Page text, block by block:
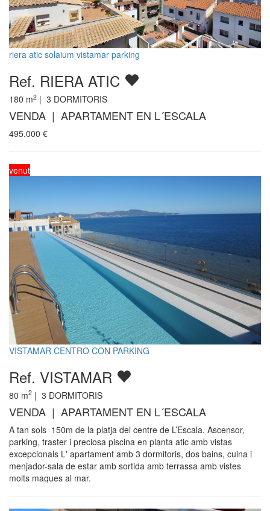
riera atic solaium vistamar parking
Ref. RIERA ATIC
180 m2 | 3 DORMITORIS
VENDA | APARTAMENT EN L´ESCALA
495.000 €
venut
VISTAMAR CENTRO CON PARKING
Ref. VISTAMAR
80 m2 | 3 DORMITORIS
VENDA | APARTAMENT EN L´ESCALA
A tan sols 150m de la platja del centre de L’Escala. Ascensor,
parking, traster i preciosa piscina en planta atic amb vistas
excepcionals L' apartament amb 3 dormitoris, dos bains, cuina i
menjador-sala de estar amb sortida amb terrassa amb vistes
molts maques al mar.